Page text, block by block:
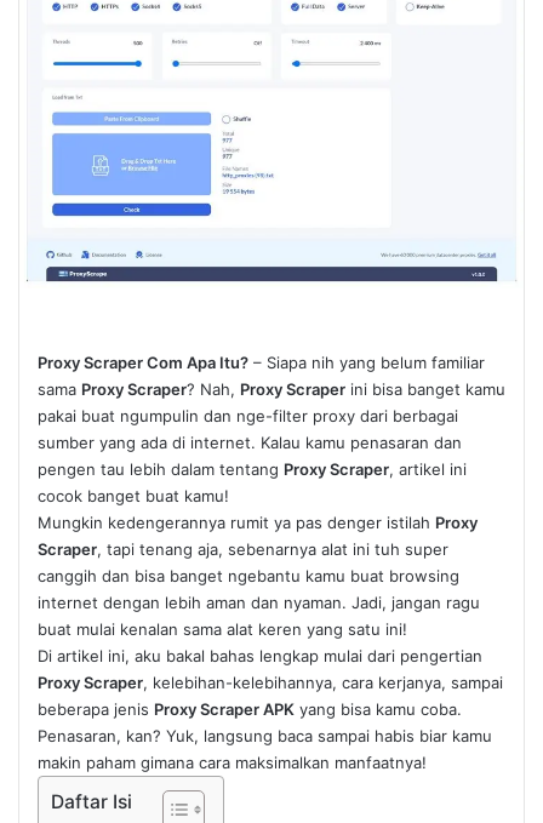
Proxy Scraper Com Apa Itu? – Siapa nih yang belum familiar
sama Proxy Scraper? Nah, Proxy Scraper ini bisa banget kamu
pakai buat ngumpulin dan nge-filter proxy dari berbagai
sumber yang ada di internet. Kalau kamu penasaran dan
pengen tau lebih dalam tentang Proxy Scraper, artikel ini
cocok banget buat kamu!
Mungkin kedengerannya rumit ya pas denger istilah Proxy
Scraper, tapi tenang aja, sebenarnya alat ini tuh super
canggih dan bisa banget ngebantu kamu buat browsing
internet dengan lebih aman dan nyaman. Jadi, jangan ragu
buat mulai kenalan sama alat keren yang satu ini!
Di artikel ini, aku bakal bahas lengkap mulai dari pengertian
Proxy Scraper, kelebihan-kelebihannya, cara kerjanya, sampai
beberapa jenis Proxy Scraper APK yang bisa kamu coba.
Penasaran, kan? Yuk, langsung baca sampai habis biar kamu
makin paham gimana cara maksimalkan manfaatnya!
Daftar Isi